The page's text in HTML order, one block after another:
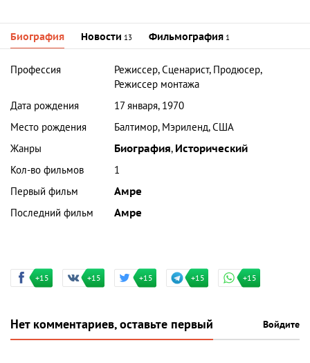
Биография Новости 13 Фильмография 1
Профессия
Режиссер, Сценарист, Продюсер,
Режиссер монтажа
Дата рождения
17 января, 1970
Место рождения
Балтимор, Мэриленд, США
Жанры
Биография, Исторический
Кол-во фильмов
1
Первый фильм
Амре
Последний фильм
Амре
+15 +15 +15 +15 +15
Нет комментариев, оставьте первый Войдите